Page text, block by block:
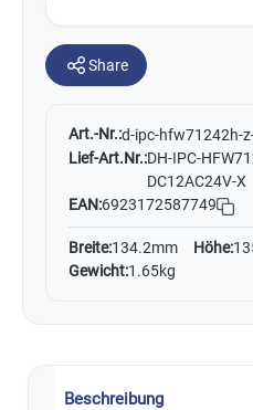
Share
Art.-Nr.:d-ipc-hfw71242h-
Lief-Art.Nr.:DH-IPC-
DC12AC24V-X
EAN:6923172587749
Breite:134.2mm Höhe:
Gewicht:1.65kg
Beschreibung